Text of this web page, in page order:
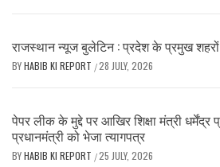
राजस्थान न्यूज बुलेटिन : प्रदेश के प्रमुख
BYHABIB KI REPORT /28 JULY, 2026
पेपर लीक के मुद्दे पर आखिर शिक्षा मंत्री धर्मेंद्र
प्रधानमंत्री को भेजा त्यागपत्र
BYHABIB KI REPORT /25 JULY, 2026